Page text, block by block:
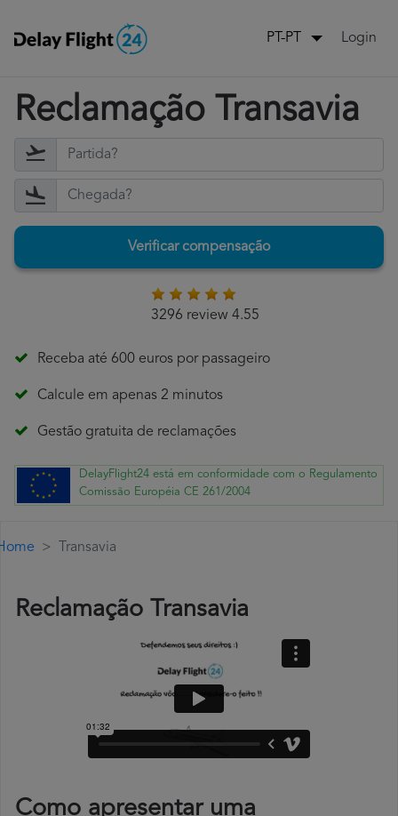
PT-PT Login
Reclamação Transavia
Verificar compensação
3296 review 4.55
Receba até 600 euros por passageiro
Calcule em apenas 2 minutos
Gestão gratuita de reclamações
DelayFlight24 está em conformidade com o Regulamento
Comissão Européia CE 261/2004
Transavia
Reclamação Transavia
Como apresentar uma